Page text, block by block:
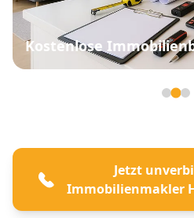
Kostenlose
Jetzt
Immobilienmakler